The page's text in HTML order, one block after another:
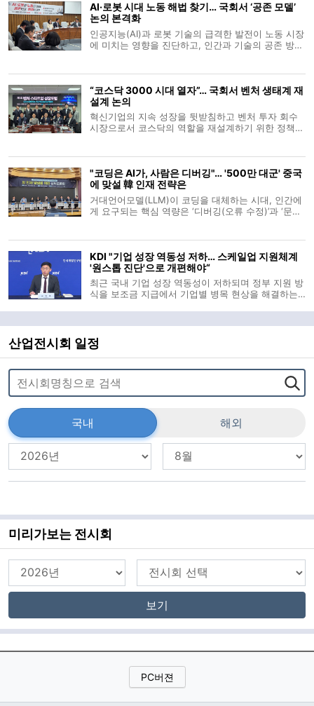
AI·로봇 시대 노동 해법 찾기… 국회서 ‘공존 모델’
논의 본격화
인공지능(AI)과 로봇 기술의 급격한 발전이 노동 시장
에 미치는 영향을 진단하고, 인간과 기술의 공존 방안
힘 정책위원회는 25일 국회에서
“코스닥 3000 시대 열자”… 국회서 벤처 생태계 재
설계 논의
혁신기업의 지속 성장을 뒷받침하고 벤처 투자 회수
시장으로서 코스닥의 역할을 재설계하기 위한 정책적
장포럼’이 진행됐다. 이날 발제
"코딩은 AI가, 사람은 디버깅"… '500만 대군' 중국
에 맞설 韓 인재 전략은
거대언어모델(LLM)이 코딩을 대체하는 시대, 인간에
게 요구되는 핵심 역량은 ‘디버깅(오류 수정)’과 ‘문제
공지능전략위원회, 한국공학한림원
KDI "기업 성장 역동성 저하… 스케일업 지원체계
'원스톱 진단'으로 개편해야“
최근 국내 기업 성장 역동성이 저하되며 정부 지원 방
식을 보조금 지급에서 기업별 병목 현상을 해결하는
구위원은 24일 ‘기업의 성공적 스케일업을 위한 정책
지원체계 재구축 방안’ 보고서
산업전시회 일정
국내 해외
미리가보는 전시회
보기
PC버젼